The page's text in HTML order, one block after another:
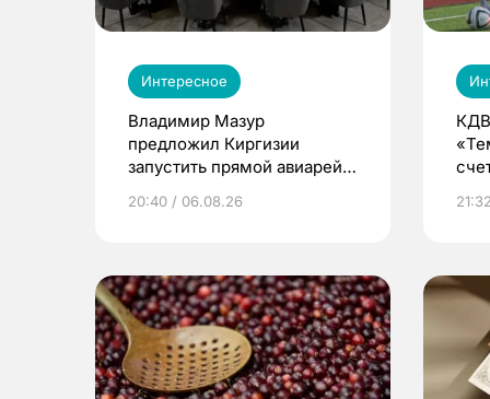
Интересное
Владимир Мазур
предложил Киргизии
запустить прямой авиарейс
20:40 / 06.08.26